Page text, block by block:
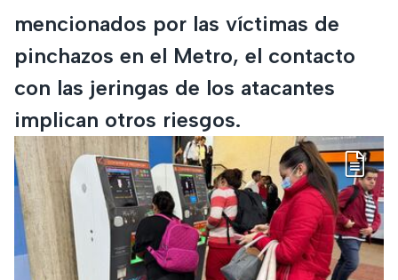
mencionados por las víctimas de
pinchazos en el Metro, el contacto
con las jeringas de los atacantes
implican otros riesgos.